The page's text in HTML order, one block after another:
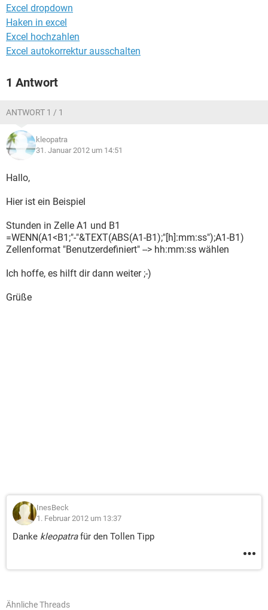
Excel dropdown
Haken in excel
Excel hochzahlen
Excel autokorrektur ausschalten
1 Antwort
ANTWORT 1 / 1
kleopatra
31. Januar 2012 um 14:51
Hallo,
Hier ist ein Beispiel
Stunden in Zelle A1 und B1
=WENN(A1<B1;"-"&TEXT(ABS(A1-B1);"[h]:mm:ss");A1-B1)
Zellenformat "Benutzerdefiniert" --> hh:mm:ss wählen
Ich hoffe, es hilft dir dann weiter ;-)
Grüße
InesBeck
1. Februar 2012 um 13:37
Danke kleopatrafür den Tollen Tipp
Ähnliche Threads